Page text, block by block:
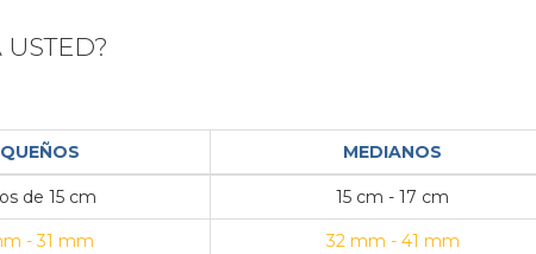
MEDIANOS
de 15 cm 15 cm - 17 cm
- 31 mm 32 mm - 41 mm